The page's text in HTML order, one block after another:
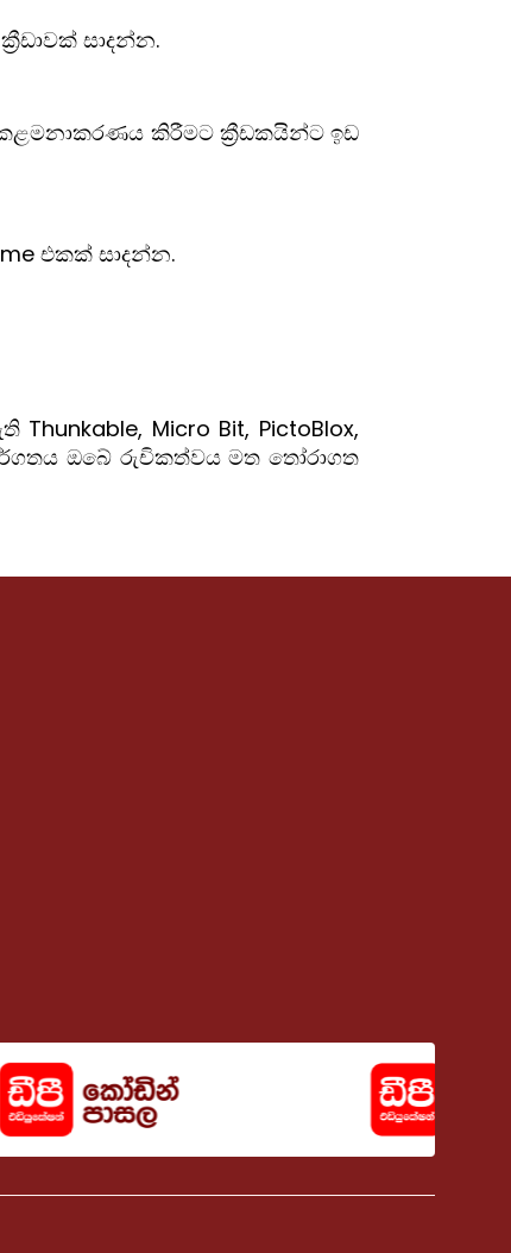
සාදන්න.
කිරීමට ක්‍රීඩකයින්ට ඉඩ
එකක් සාදන්න.
Micro Bit, PictoBlox,
ඔබේ රුචිකත්වය මත තෝරාගත